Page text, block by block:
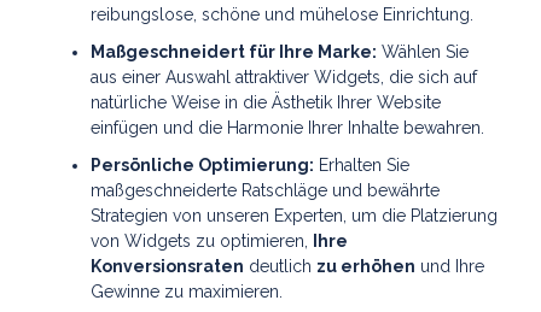
reibungslose, schöne und mühelose Einrichtung.
Maßgeschneidert für Ihre Marke: Wählen Sie
aus einer Auswahl attraktiver Widgets, die sich auf
natürliche Weise in die Ästhetik Ihrer Website
einfügen und die Harmonie Ihrer Inhalte bewahren.
Persönliche Optimierung: Erhalten Sie
maßgeschneiderte Ratschläge und bewährte
Strategien von unseren Experten, um die Platzierung
von Widgets zu optimieren,
Ihre
Konversionsraten deutlich zu erhöhen und Ihre
Gewinne zu maximieren.